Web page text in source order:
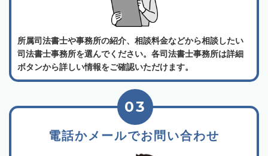
所属司法書士や事務所の紹介、相談料金などから相談したい
司法書士事務所を選んでください。各司法書士事務所は詳細
ボタンから詳しい情報をご確認いただけます。
電話かメールでお問い合わせ
03